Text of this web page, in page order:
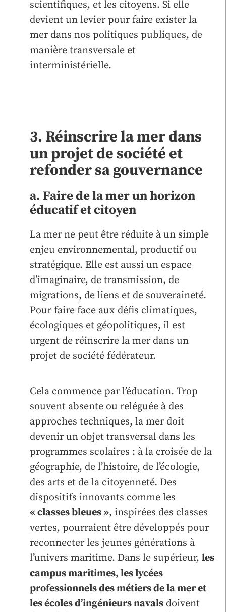
scientifiques, et les citoyens. Si elle
devient un levier pour faire exister la
mer dans nos politiques publiques, de
manière transversale et
interministérielle.
3. Réinscrire la mer dans
un projet de société et
refonder sa gouvernance
a. Faire de la mer un horizon
éducatif et citoyen
La mer ne peut être réduite à un simple
enjeu environnemental, productif ou
stratégique. Elle est aussi un espace
d’imaginaire, de transmission, de
migrations, de liens et de souveraineté.
Pour faire face aux défis climatiques,
écologiques et géopolitiques, il est
urgent de réinscrire la mer dans un
projet de société fédérateur.
Cela commence par l’éducation. Trop
souvent absente ou reléguée à des
approches techniques, la mer doit
devenir un objet transversal dans les
programmes scolaires : à la croisée de la
géographie, de l’histoire, de l’écologie,
des arts et de la citoyenneté. Des
dispositifs innovants comme les
« classes bleues », inspirées des classes
vertes, pourraient être développés pour
reconnecter les jeunes générations à
l’univers maritime. Dans le supérieur, les
campus maritimes, les lycées
professionnels des métiers de la mer et
les écoles d’ingénieurs navals doivent